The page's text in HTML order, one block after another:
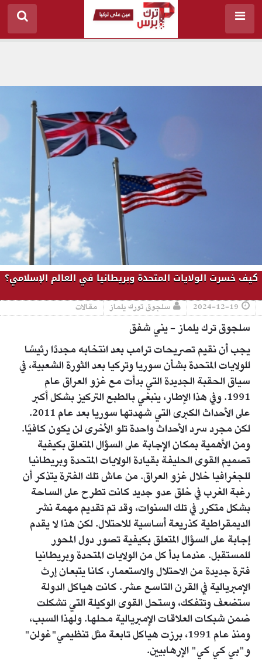
كيف خسرت الولايات المتحدة وبريطانيا في العالم الإسلامي؟
2024-12-19 سلجوق تورك يلماز مقالات
سلجوق ترك يلماز - يني شفق
يجب أن نقيم تصريحات ترامب بعد انتخابه مجددًا رئيسًا
للولايات المتحدة بشأن سوريا وتركيا بعد الثورة الشعبية، في
سياق الحقبة الجديدة التي بدأت مع غزو العراق عام
1991. وفي هذا الإطار، ينبغي بالطبع التركيز بشكل أكبر
على الأحداث الكبرى التي شهدتها سوريا بعد عام 2011.
لكن مجرد سرد الأحداث واحدة تلو الأخرى لن يكون كافيًا.
ومن الأهمية بمكان الإجابة على السؤال المتعلق بكيفية
تصميم القوى الحليفة بقيادة الولايات المتحدة وبريطانيا
للجغرافيا خلال غزو العراق. من عاش تلك الفترة يتذكر أن
رغبة الغرب في خلق عدو جديد كانت تطرح على الساحة
بشكل متكرر في تلك السنوات، وقد تم تقديم مهمة نشر
الديمقراطية كذريعة أساسية للاحتلال. لكن هذا لا يقدم
إجابة على السؤال المتعلق بكيفية تصور دول المحور
للمستقبل. عندما بدأ كل من الولايات المتحدة وبريطانيا
فترة جديدة من الاحتلال والاستعمار، كانا يتبعان إرث
الإمبريالية في القرن التاسع عشر. كانت هياكل الدولة
ستضعف وتتفكك، وستحل القوى الوكيلة التي تشكلت
ضمن شبكات العلاقات الإمبريالية محلها. ولهذا السبب،
ومنذ عام 1991، برزت هياكل تابعة مثل تنظيمي"غولن"
و"بي كي كي" الإرهابيين.